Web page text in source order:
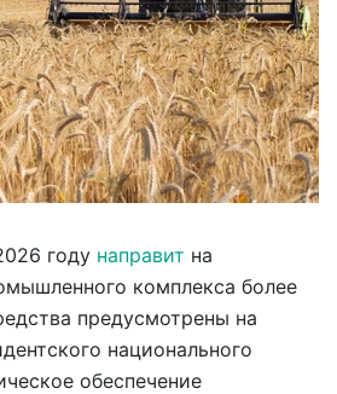
году направит на
комплекса более
предусмотрены на
национального
обеспечение